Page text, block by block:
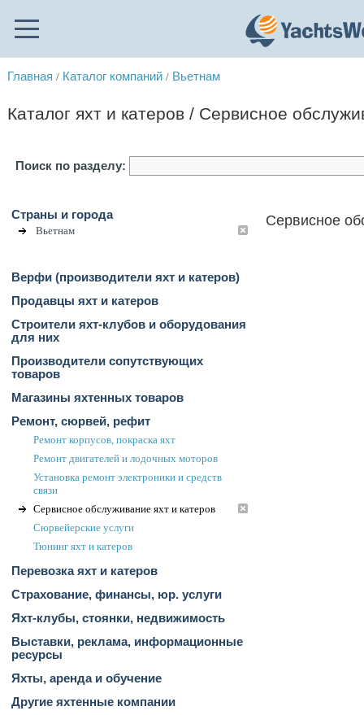
Главная / Каталог компаний / Вьетнам
Каталог яхт и катеров / Сервисное
Поиск по разделу:
Страны и города
Вьетнам
Верфи (производители яхт и катеров)
Продавцы яхт и катеров
Строители яхт-клубов и оборудования
для них
Производители сопутствующих
товаров
Магазины яхтенных товаров
Ремонт, сюрвей, рефит
Ремонт корпусов, покраска яхт
Ремонт двигателей и лодочных моторов
Установка ремонт электроники и средств
связи
Сервисное обслуживание яхт и катеров
Сюрвейерские услуги
Тюнинг яхт и катеров
Перевозка яхт и катеров
Страхование, финансы, юр. услуги
Яхт-клубы, стоянки, недвижимость
Выставки, реклама, информационные
ресурсы
Яхты, аренда и обучение
Другие яхтенные компании
Сервисное